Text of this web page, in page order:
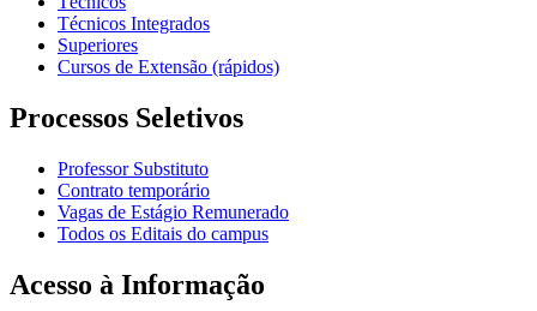
Técnicos Integrados
Superiores
Cursos de Extensão (rápidos)
Processos Seletivos
Professor Substituto
Contrato temporário
Vagas de Estágio Remunerado
Todos os Editais do campus
Acesso à Informação